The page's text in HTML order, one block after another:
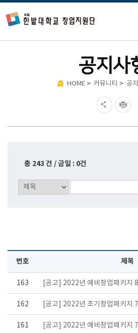
공지사
HOME > 커뮤니티 > 공
총 243 건 / 금일 : 0건
번호 제목
163 [공고] 2022년 예비창업패키지
162 [공고] 2022년 초기창업패키지
161 [공고] 2022년 예비창업패키지